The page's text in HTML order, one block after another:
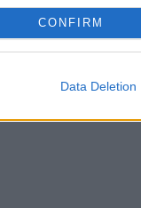
CONFIRM
Data Deletion